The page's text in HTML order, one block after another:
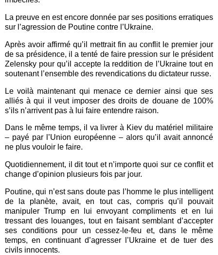
La preuve en est encore donnée par ses positions erratiques
sur l’agression de Poutine contre l’Ukraine.
Après avoir affirmé qu’il mettrait fin au conflit le premier jour
de sa présidence, il a tenté de faire pression sur le président
Zelensky pour qu’il accepte la reddition de l’Ukraine tout en
soutenant l’ensemble des revendications du dictateur russe.
Le voilà maintenant qui menace ce dernier ainsi que ses
alliés à qui il veut imposer des droits de douane de 100%
s’ils n’arrivent pas à lui faire entendre raison.
Dans le même temps, il va livrer à Kiev du matériel militaire
– payé par l’Union européenne – alors qu’il avait annoncé
ne plus vouloir le faire.
Quotidiennement, il dit tout et n’importe quoi sur ce conflit et
change d’opinion plusieurs fois par jour.
Poutine, qui n’est sans doute pas l’homme le plus intelligent
de la planète, avait, en tout cas, compris qu’il pouvait
manipuler Trump en lui envoyant compliments et en lui
tressant des louanges, tout en faisant semblant d’accepter
ses conditions pour un cessez-le-feu et, dans le même
temps, en continuant d’agresser l’Ukraine et de tuer des
civils innocents.